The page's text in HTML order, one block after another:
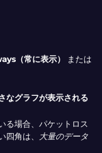
（常に表示）
または
なグラフが表示される
る場合、パケットロス
角は、
大量のデータ